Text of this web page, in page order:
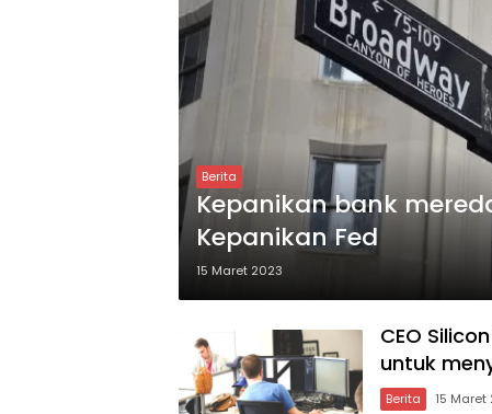
Berita
Kepanikan bank
Kepanikan Fed
15 Maret 2023
CEO
untuk
Berita 15 Maret